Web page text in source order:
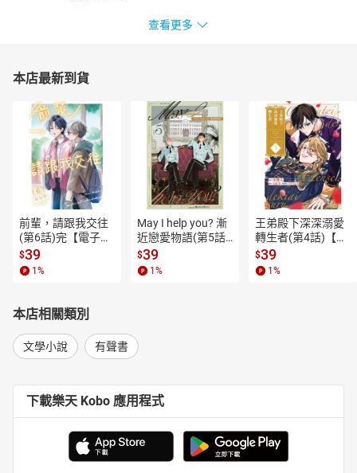
查看更多
本店最新到貨
前輩，請跟我交往
(第6話)完【電子
書】
$39
1 %
May I help you? 漸
近戀愛物語(第5話)
【電子書】
$39
1 %
王弟殿下深深溺愛
轉生者(第4話)【電
子書】
$39
1 %
本店相關類別
文學小說 有聲書
下載樂天 Kobo 應用程式